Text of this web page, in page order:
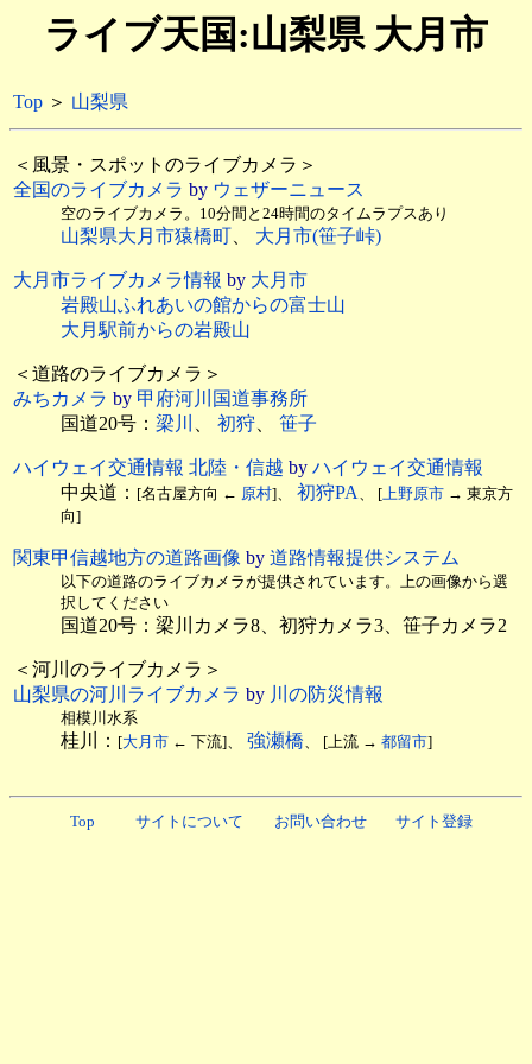
ライブ天国:山梨県 大月市
Top ＞ 山梨県
＜風景・スポットのライブカメラ＞
全国のライブカメラ by ウェザーニュース
空のライブカメラ。10分間と24時間のタイムラプスあり
山梨県大月市猿橋町、 大月市(笹子峠)
大月市ライブカメラ情報 by 大月市
岩殿山ふれあいの館からの富士山
大月駅前からの岩殿山
＜道路のライブカメラ＞
みちカメラ by 甲府河川国道事務所
国道20号： 梁川 、 初狩、 笹子
ハイウェイ交通情報 北陸・信越 by ハイウェイ交通情報
中央道： [名古屋方向 ← 原村]、 初狩PA、 [上野原市 → 東京方
向]
関東甲信越地方の道路画像 by 道路情報提供システム
以下の道路のライブカメラが提供されています。上の画像から選
択してください
国道20号：梁川カメラ8、初狩カメラ3、笹子カメラ2
＜河川のライブカメラ＞
山梨県の河川ライブカメラ by 川の防災情報
相模川水系
桂川： [大月市 ← 下流]、 強瀬橋、 [上流 → 都留市]
Top サイトについて お問い合わせ サイト登録